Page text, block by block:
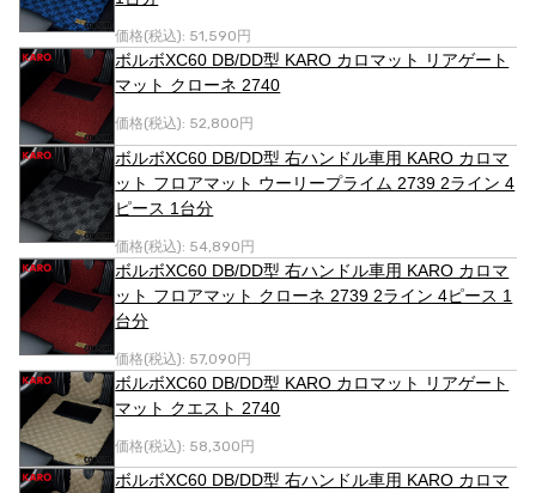
価格(税込): 51,590円
ボルボXC60 DB/DD型 KARO カロマット リアゲート
マット クローネ 2740
価格(税込): 52,800円
ボルボXC60 DB/DD型 右ハンドル車用 KARO カロマ
ット フロアマット ウーリープライム 2739 2ライン 4
ピース 1台分
価格(税込): 54,890円
ボルボXC60 DB/DD型 右ハンドル車用 KARO カロマ
ット フロアマット クローネ 2739 2ライン 4ピース 1
台分
価格(税込): 57,090円
ボルボXC60 DB/DD型 KARO カロマット リアゲート
マット クエスト 2740
価格(税込): 58,300円
ボルボXC60 DB/DD型 右ハンドル車用 KARO カロマ